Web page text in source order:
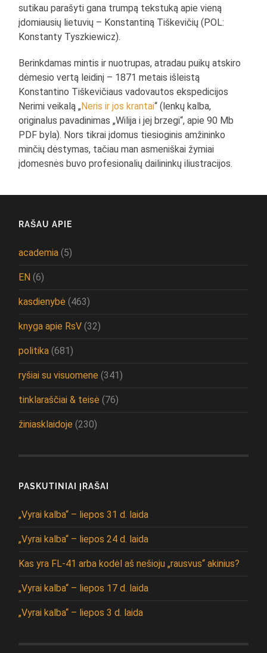
sutikau parašyti gana trumpą tekstuką apie vieną
įdomiausių lietuvių – Konstantiną Tiškevičių (POL:
Konstanty Tyszkiewicz).
Berinkdamas mintis ir nuotrupas, atradau puikų atskiro
dėmesio vertą leidinį – 1871 metais išleistą
Konstantino Tiškevičiaus vadovautos ekspedicijos
Nerimi veikalą „Neris ir jos krantai“ (lenkų kalba,
originalus pavadinimas „Wilija i jej brzegi“, apie 90 Mb
PDF byla). Nors tikrai įdomus tiesioginis amžininko
minčių dėstymas, tačiau man asmeniškai žymiai
įdomesnės buvo profesionalių dailininkų iliustracijos.
RAŠAU APIE
academia (5)
EN (6)
kasdienybė (463)
knyga apie RsV (32)
politika (681)
ryšiai su visuomene (341)
tinklaraščiai & teisė (76)
žiniasklaidoje (230)
PASKUTINIAI ĮRAŠAI
„Vyrai kalba“ – liepos 31 d. laida
„Vyrai kalba“ – liepos 24 d. laida
Kas yra FL-41 arba kodėl aš nešioju „rausvus“ akinius?
„Vyrai kalba“ – liepos 17 d. laida
„Vyrai kalba“ – liepos 3 d. laida